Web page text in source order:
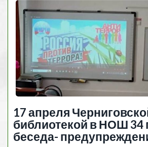
17 апреля
библиотекой в НОШ 34
беседа-